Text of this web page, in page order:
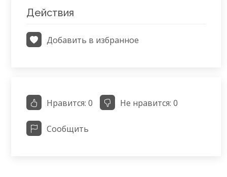
Действия
Добавить в избранное
Нравится: 0 Не нравится: 0
Сообщить